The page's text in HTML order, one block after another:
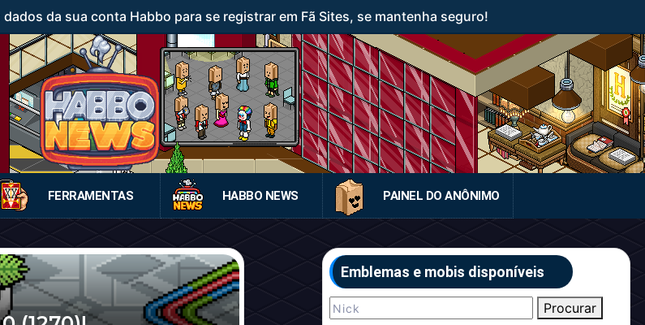
da sua conta Habbo para se registrar em Fã Sites, se mantenha seguro!
FERRAMENTAS HABBO NEWS PAINEL DO ANÔNIMO
Emblemas e mobis disponíveis
Procurar